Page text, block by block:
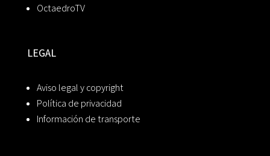
OctaedroTV
LEGAL
Aviso legal y copyright
Política de privacidad
Información de transporte